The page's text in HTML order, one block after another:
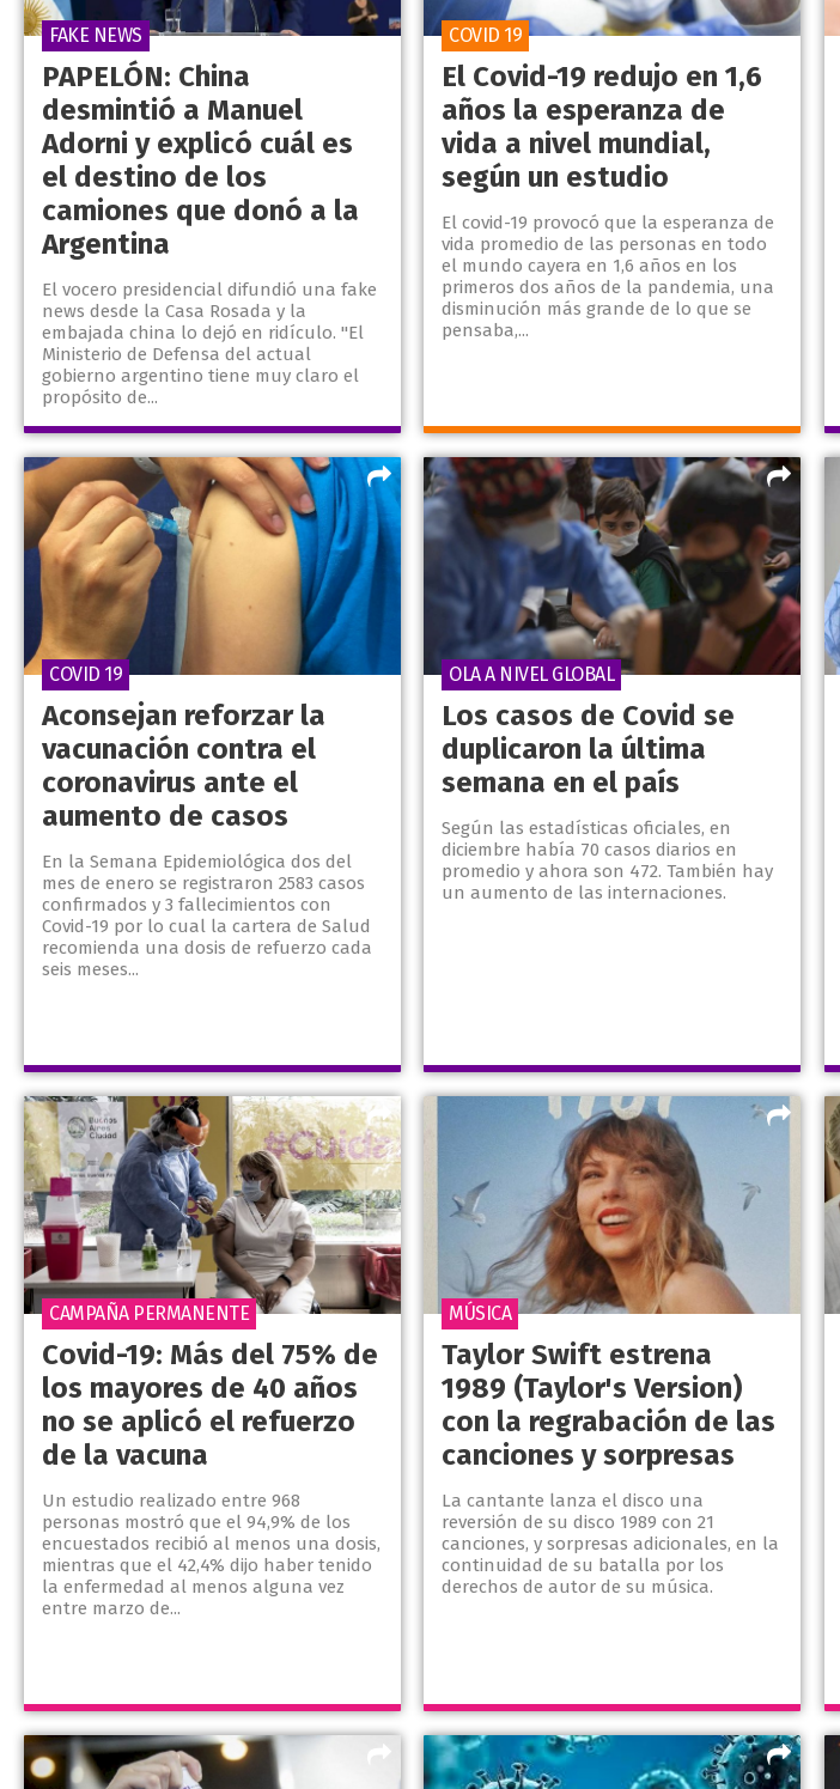
PAPELÓN: China
desmintió a Manuel
Adorni y explicó cuál es
el destino de los
camiones que donó a la
Argentina
El vocero presidencial difundió una fake
news desde la Casa Rosada y la
embajada china lo dejó en ridículo. "El
Ministerio de Defensa del actual
gobierno argentino tiene muy claro el
propósito de...
FAKE NEWS
El Covid-19 redujo en 1,6
años la esperanza de
vida a nivel mundial,
según un estudio
El covid-19 provocó que la esperanza de
vida promedio de las personas en todo
el mundo cayera en 1,6 años en los
primeros dos años de la pandemia, una
disminución más grande de lo que se
pensaba,...
COVID 19
Aconsejan reforzar la
vacunación contra el
coronavirus ante el
aumento de casos
En la Semana Epidemiológica dos del
mes de enero se registraron 2583 casos
confirmados y 3 fallecimientos con
Covid-19 por lo cual la cartera de Salud
recomienda una dosis de refuerzo cada
seis meses...
COVID 19
Los casos de Covid se
duplicaron la última
semana en el país
Según las estadísticas oficiales, en
diciembre había 70 casos diarios en
promedio y ahora son 472. También hay
un aumento de las internaciones.
OLA A NIVEL GLOBAL
Covid-19: Más del 75% de
los mayores de 40 años
no se aplicó el refuerzo
de la vacuna
Un estudio realizado entre 968
personas mostró que el 94,9% de los
encuestados recibió al menos una dosis,
mientras que el 42,4% dijo haber tenido
la enfermedad al menos alguna vez
entre marzo de...
CAMPAÑA PERMANENTE
Taylor Swift estrena
1989 (Taylor's Version)
con la regrabación de las
canciones y sorpresas
La cantante lanza el disco una
reversión de su disco 1989 con 21
canciones, y sorpresas adicionales, en la
continuidad de su batalla por los
derechos de autor de su música.
MÚSICA